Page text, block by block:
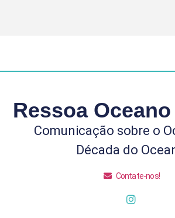
Ressoa Oceano
Comunicação sobre o
Década do
Contate-nos!